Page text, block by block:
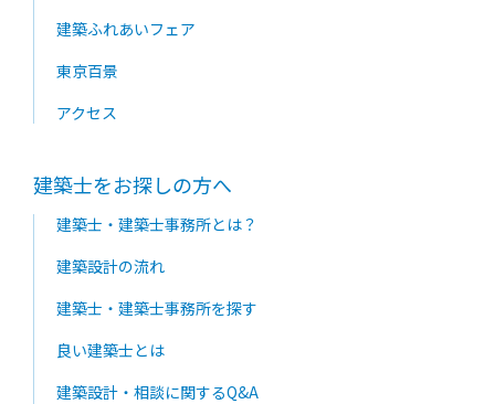
建築ふれあいフェア
東京百景
アクセス
建築士をお探しの方へ
建築士・建築士事務所とは？
建築設計の流れ
建築士・建築士事務所を探す
良い建築士とは
建築設計・相談に関するQ&A